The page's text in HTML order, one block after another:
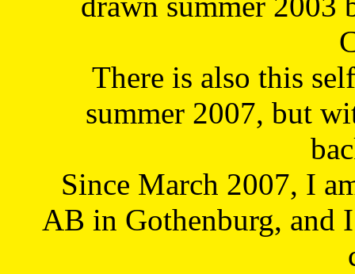
There is also this
summer 2007, but
Since March 2007, I
AB in Gothenburg, and